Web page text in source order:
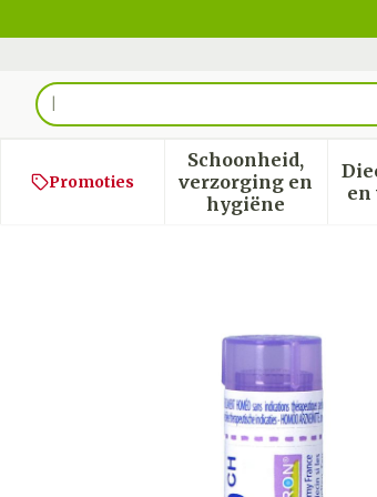
Product, merk, categorie...
Promoties
Schoonheid,
verzorging en
hygiëne
Toon
en
Natrum